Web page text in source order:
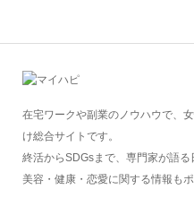
在宅ワークや副業のノウハウで、
け総合サイトです。
終活からSDGsまで、専門家が語る
美容・健康・恋愛に関する情報も